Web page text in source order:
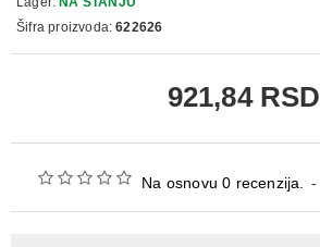
Na osnovu 0 recenzija. -
921,84 RSD
Šifra proizvoda: 622626